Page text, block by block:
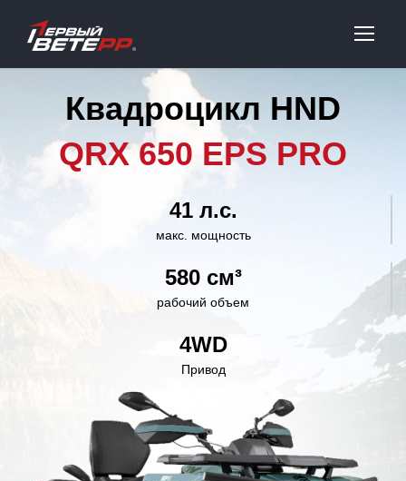
Квадроцикл HND
QRX 650 EPS PRO
41 л.с.
макс. мощность
580 см³
рабочий объем
4WD
Привод